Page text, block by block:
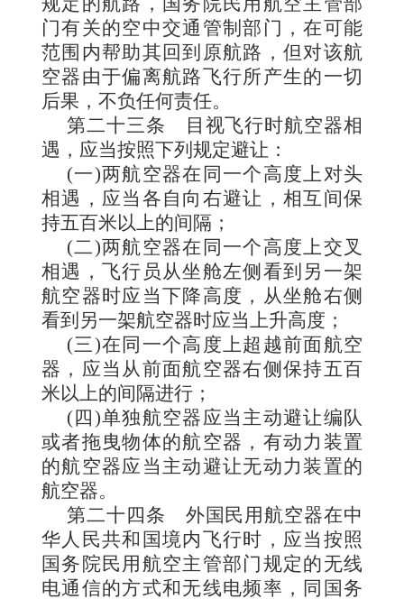
门有关的空中交通管制部门，在可能
范围内帮助其回到原航路，但对该航
空器由于偏离航路飞行所产生的一切
后果，不负任何责任。
第二十三条
目视飞行时航空器相
遇，应当按照下列规定避让：
(一)两航空器在同一个高度上对头
相遇，应当各自向右避让，相互间保
持五百米以上的间隔；
(二)两航空器在同一个高度上交叉
相遇，飞行员从坐舱左侧看到另一架
航空器时应当下降高度，从坐舱右侧
看到另一架航空器时应当上升高度；
(三)在同一个高度上超越前面航空
器，应当从前面航空器右侧保持五百
米以上的间隔进行；
(四)单独航空器应当主动避让编队
或者拖曳物体的航空器，有动力装置
的航空器应当主动避让无动力装置的
航空器。
第二十四条 外国民用航空器在中
华人民共和国境内飞行时，应当按照
国务院民用航空主管部门规定的无线
电通信的方式和无线电频率，同国务